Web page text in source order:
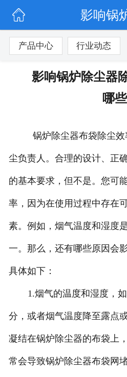
产品中心 行业动态
影响锅炉除尘器
哪些
锅炉除尘器布袋除尘
尘负责人。合理的设计、正
的基本要求，但不是。您可
率，因为在使用过程中存在
素。例如，烟气温度和湿度
一。那么，还有哪些原因会
具体如下：
1.烟气的温度和湿度，
分，或者烟气温度降至露点
凝结在锅炉除尘器的布袋上
常会导致锅炉除尘器布袋网